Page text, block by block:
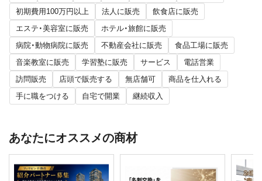
初期費用100万円以上
法人に販売
飲食店に販売
エステ・美容室に販売
ホテル・旅館に販売
病院・動物病院に販売
不動産会社に販売
食品工場に販売
音楽教室に販売
学習塾に販売 サービス
電話営業
訪問販売
店頭で販売する 無店舗可
商品を仕入れる
手に職をつける
自宅で開業 継続収入
あなたにオススメの商材